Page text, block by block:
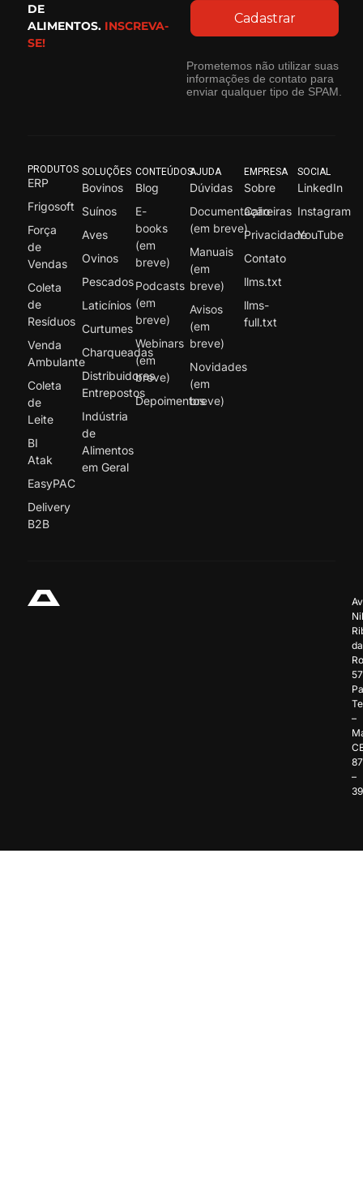
DE
ALIMENTOS. INSCREVA-
SE!
Cadastrar
Prometemos não utilizar suas
informações de contato para
enviar qualquer tipo de SPAM.
PRODUTOS
ERP
Frigosoft
Força
de
Vendas
Coleta
de
Resíduos
Venda
Ambulante
Coleta
de
Leite
BI
Atak
EasyPAC
Delivery
B2B
SOLUÇÕES
Bovinos
Suínos
Aves
Ovinos
Pescados
Laticínios
Curtumes
Charqueadas
Distribuidores
Entrepostos
Indústria
de
Alimentos
em Geral
CONTEÚDOS
Blog
E-
books
(em
breve)
Podcasts
(em
breve)
Webinars
(em
breve)
Depoimentos
AJUDA
Dúvidas
Documentação
(em breve)
Manuais
(em
breve)
Avisos
(em
breve)
Novidades
(em
breve)
EMPRESA
Sobre
Carreiras
Privacidade
Contato
llms.txt
llms-
full.txt
SOCIAL
LinkedIn
Instagram
YouTube
da
–
–